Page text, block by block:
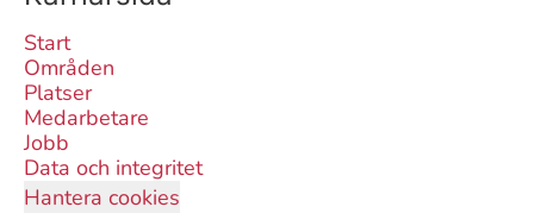
Start
Områden
Platser
Medarbetare
Jobb
Data och integritet
Hantera cookies